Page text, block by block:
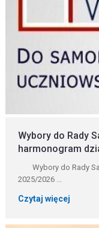
Wybory do Rady
harmonogram
Wybory do Rady
2025/2026 ...
Czytaj więcej